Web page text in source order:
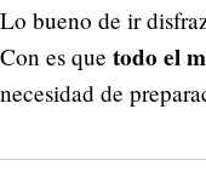
Lo bueno de ir
Con es que todo el
necesidad de